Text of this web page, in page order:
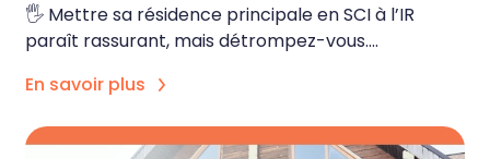
🖐️ Mettre sa résidence principale en SCI à l’IR
paraît rassurant, mais détrompez-vous....
En savoir plus